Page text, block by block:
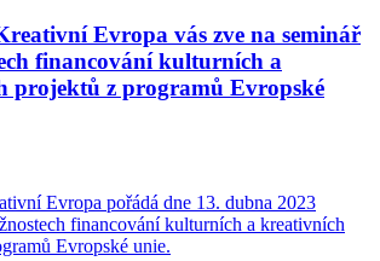
Evropa vás zve na seminář
financování kulturních a
projektů z programů Evropské
Evropa pořádá dne 13. dubna 2023
financování kulturních a kreativních
Evropské unie.